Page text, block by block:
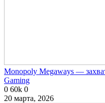
Monopoly Megaways —
Gaming
0 60k 0
20 марта, 2026